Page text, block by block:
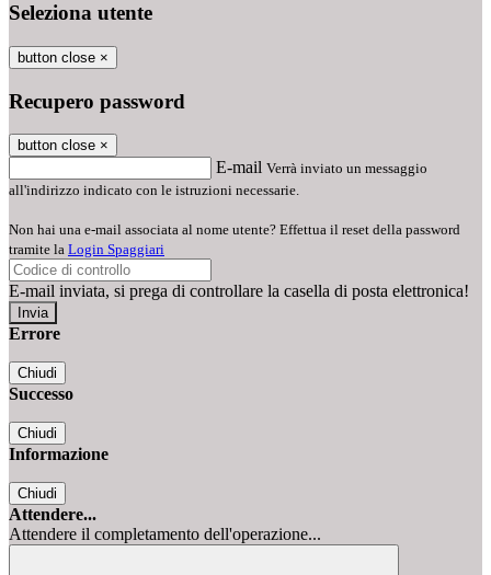
Seleziona utente
button close ×
Recupero password
button close ×
E-mail Verrà inviato un messaggio
all'indirizzo indicato con le istruzioni necessarie.
Non hai una e-mail associata al nome utente? Effettua il reset della password
tramite la Login Spaggiari
E-mail inviata, si prega di controllare la casella di posta elettronica!
Errore
Chiudi
Successo
Chiudi
Informazione
Chiudi
Attendere...
Attendere il completamento dell'operazione...